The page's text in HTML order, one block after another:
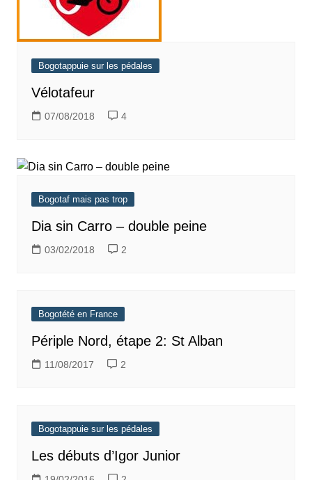
Bogotappuie sur les pédales
Vélotafeur
07/08/2018 4
Bogotaf mais pas trop
Dia sin Carro – double peine
03/02/2018 2
Bogotété en France
Périple Nord, étape 2: St Alban
11/08/2017 2
Bogotappuie sur les pédales
Les débuts d’Igor Junior